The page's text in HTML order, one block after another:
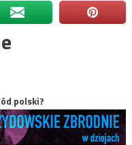
polski?